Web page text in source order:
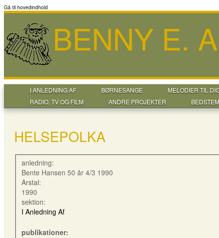
Gå til hovedindhold
BENNY E.
I ANLEDNING AF BØRNESANGE
MELODIER TIL
RADIO, TV OG FILM
ANDRE PROJEKTER
HELSEPOLKA
anledning:
Bente Hansen 50 år 4/3 1990
Arstal:
1990
sektion:
I Anledning Af
publikationer: